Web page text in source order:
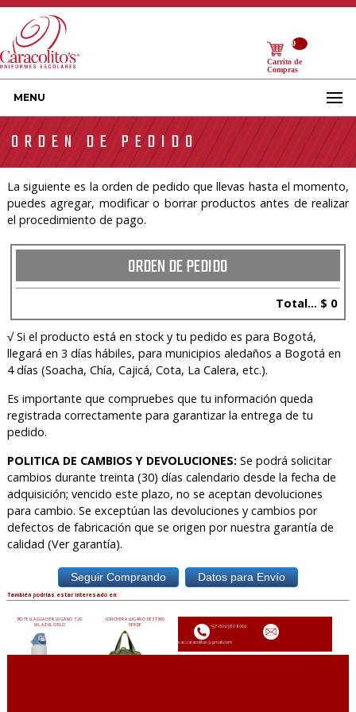
0
Carrito de
Compras
MENU
ORDEN DE PEDIDO
La siguiente es la orden de pedido que llevas hasta el momento,
puedes agregar, modificar o borrar productos antes de realizar
el procedimiento de pago.
ORDEN DE PEDIDO
Total... $ 0
√ Si el producto está en stock y tu pedido es para Bogotá,
llegará en 3 días hábiles, para municipios aledaños a Bogotá en
4 días (Soacha, Chía, Cajicá, Cota, La Calera, etc.).
Es importante que compruebes que tu información queda
registrada correctamente para garantizar la entrega de tu
pedido.
POLITICA DE CAMBIOS Y DEVOLUCIONES:Se podrá solicitar
cambios durante treinta (30) días calendario desde la fecha de
adquisición; vencido este plazo, no se aceptan devoluciones
para cambio. Se exceptúan las devoluciones y cambios por
defectos de fabricación que se origen por nuestra garantía de
calidad (Ver garantía).
También podrías estar interesado en:
BOTELLA GLACIER LUGANO 720
ML AZUL CIELO
LONCHERA LUGANO DESTINO
VERDE
+57 (601)380 8060
sac.caracolitos@gmail.com